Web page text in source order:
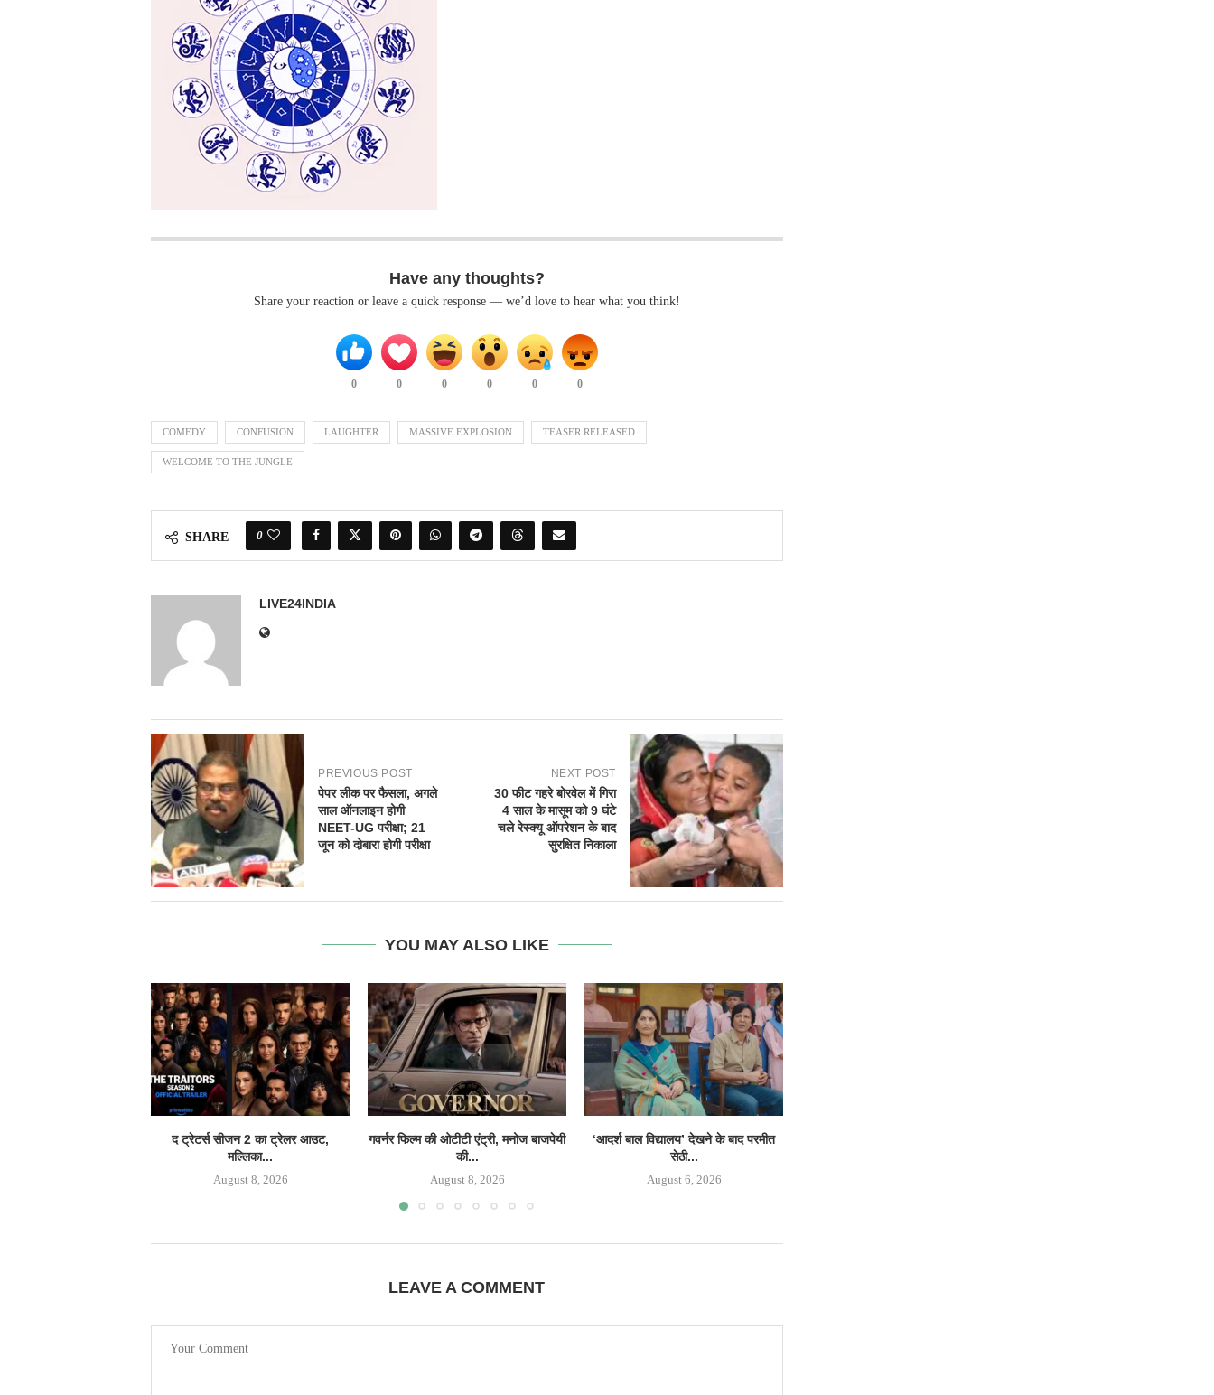
Have any thoughts?
Share your reaction or leave a quick response — we’d love to hear what you think!
0 0 0 0 0 0
COMEDY CONFUSION LAUGHTER MASSIVE EXPLOSION TEASER RELEASED
WELCOME TO THE JUNGLE
SHARE 0
LIVE24INDIA
PREVIOUS POST
पेपर लीक पर फैसला, अगले
साल ऑनलाइन होगी
NEET-UG परीक्षा; 21
जून को दोबारा होगी परीक्षा
NEXT POST
30 फीट गहरे बोरवेल में गिरा
4 साल के मासूम को 9 घंटे
चले रेस्क्यू ऑपरेशन के बाद
सुरक्षित निकाला
YOU MAY ALSO LIKE
द ट्रेटर्स सीजन 2 का ट्रेलर आउट,
मल्लिका...
August 8, 2026
गवर्नर फिल्म की ओटीटी एंट्री, मनोज बाजपेयी
की...
August 8, 2026
‘आदर्श बाल विद्यालय’ देखने के बाद परमीत
सेठी...
August 6, 2026
LEAVE A COMMENT